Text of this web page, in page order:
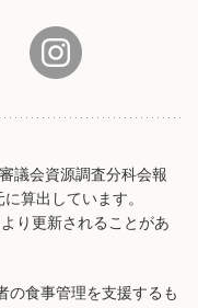
議会資源調査分科会報
算出しています。
り更新されることがあ
の食事管理を支援するも